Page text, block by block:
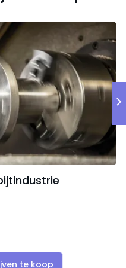
van tijdelijke
te koop